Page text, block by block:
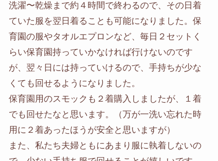
洗濯〜乾燥まで約４時間で終わるので、その日着
ていた服を翌日着ることも可能になりました。保
育園の服やタオルエプロンなど、毎日２セットく
らい保育園持っていかなければ行けないのです
が、翌々日には持っていけるので、手持ちが少な
くても回せるようになりました。
保育園用のスモックも２着購入しましたが、１着
でも回せたなと思います。（万が一洗い忘れた時
用に２着あったほうが安全と思いますが）
また、私たち夫婦ともにあまり服に執着しないの